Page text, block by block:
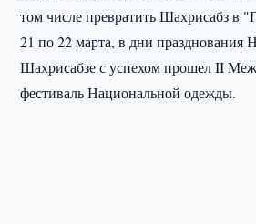
том числе превратить Шахрисабз в
21 по 22 марта, в дни празднования
Шахрисабзе с успехом прошел II
фестиваль Национальной одежды.